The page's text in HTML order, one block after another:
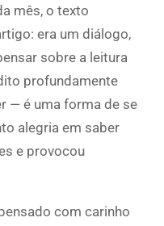
mês, o texto
era um diálogo,
sobre a leitura
profundamente
— é uma forma de se
alegria em saber
e provocou
com carinho